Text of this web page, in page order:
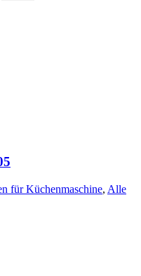
für Küchenmaschine, Alle